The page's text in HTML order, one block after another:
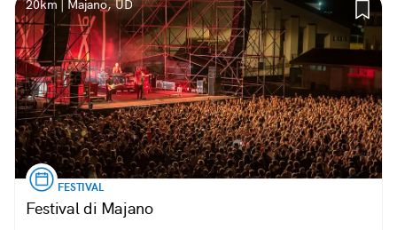
20km | Majano, UD
FESTIVAL
Festival di Majano